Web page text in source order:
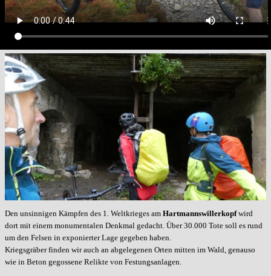
Den unsinnigen Kämpfen des 1. Weltkrieges am Hartmannswillerkopfwird
dort mit einem monumentalen Denkmal gedacht. Über 30.000 Tote soll es rund
um den Felsen in exponierter Lage gegeben haben.
Kriegsgräber finden wir auch an abgelegenen Orten mitten im Wald, genauso
wie in Beton gegossene Relikte von Festungsanlagen.